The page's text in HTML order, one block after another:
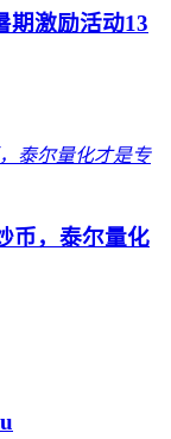
期激励活动13
币，泰尔量化